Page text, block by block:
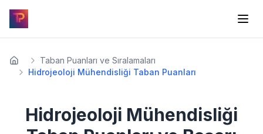
Taban Puanları ve Sıralamaları
Hidrojeoloji Mühendisliği Taban Puanları
Hidrojeoloji Mühendisliği